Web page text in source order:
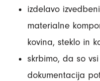
izdelavo
materialne
kovina, steklo in
skrbimo, da so
dokumentacija